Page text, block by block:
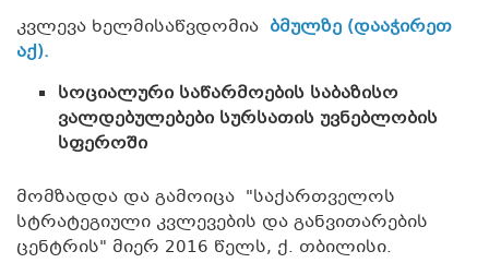
კვლევა ხელმისაწვდომია ბმულზე (დააჭირეთ
აქ).
სოციალური საწარმოების საბაზისო
ვალდებულებები სურსათის უვნებლობის
სფეროში
მომზადდა და გამოიცა "საქართველოს
სტრატეგიული კვლევების და განვითარების
ცენტრის" მიერ 2016 წელს, ქ. თბილისი.